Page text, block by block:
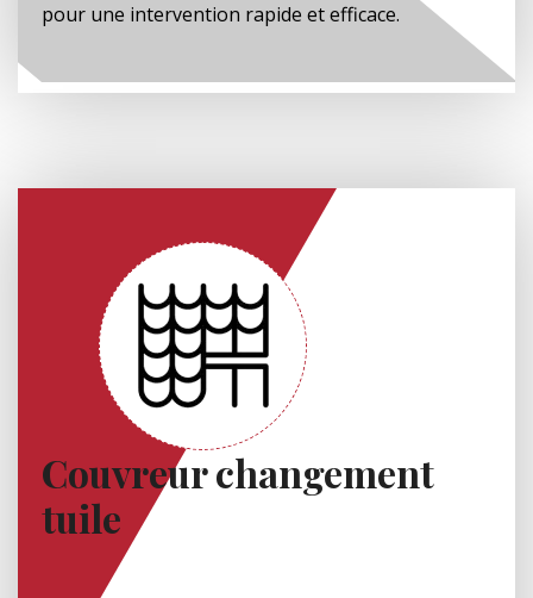
pour une intervention rapide et efficace.
Couvreur changement
tuile